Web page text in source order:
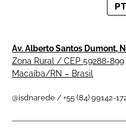
PT
Av. Alberto Santos Dumont,
Zona Rural / CEP 59288-899
Macaíba/RN – Brasil
@isdnarede / +55 (84) 99142-